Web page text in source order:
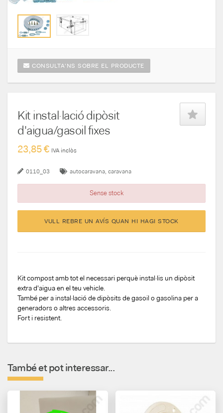
CONSULTA'NS SOBRE EL PRODUCTE
Kit instal·lació dipòsit
d'aigua/gasoil fixes
23,85 € IVA inclòs
0110_03 autocaravana caravana
Sense stock
VULL REBRE UN AVÍS QUAN HI HAGI STOCK
Kit compost amb tot el necessari perquè instal·lis un dipòsit
extra d'aigua en el teu vehicle.
També per a instal·lació de dipòsits de gasoil o gasolina per a
generadors o altres accessoris.
Fort i resistent.
També et pot interessar...